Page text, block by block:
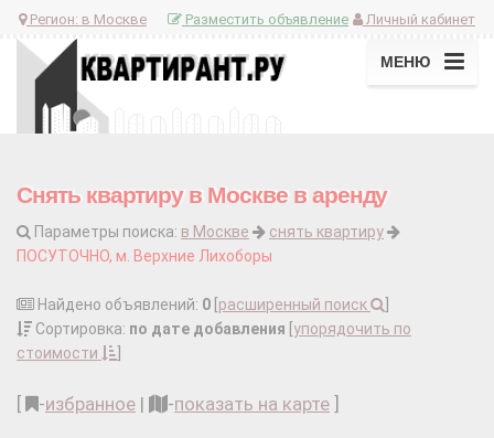
Регион: в Москве Личный кабинет
Разместить объявление
МЕНЮ
Снять квартиру в Москве в аренду
Параметры поиска: в Москве
снять квартиру
ПОСУТОЧНО, м. Верхние Лихоборы
Найдено объявлений: 0 расширенный поиск
Сортировка: по дате добавления упорядочить по
стоимости
-избранное | -показать на карте